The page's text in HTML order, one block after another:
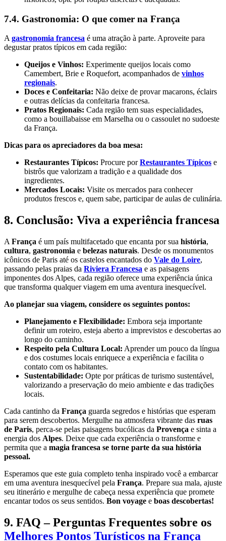
7.4. Gastronomia: O que comer na França
A gastronomia francesa é uma atração à parte. Aproveite para
degustar pratos típicos em cada região:
Queijos e Vinhos: Experimente queijos locais como
Camembert, Brie e Roquefort, acompanhados de vinhos
regionais.
Doces e Confeitaria: Não deixe de provar macarons, éclairs
e outras delícias da confeitaria francesa.
Pratos Regionais: Cada região tem suas especialidades,
como a bouillabaisse em Marselha ou o cassoulet no sudoeste
da França.
Dicas para os apreciadores da boa mesa:
Restaurantes Típicos: Procure porRestaurantes Típicos e
bistrôs que valorizam a tradição e a qualidade dos
ingredientes.
Mercados Locais: Visite os mercados para conhecer
produtos frescos e, quem sabe, participar de aulas de culinária.
8. Conclusão: Viva a experiência francesa
A França é um país multifacetado que encanta por sua história,
cultura, gastronomia e belezas naturais. Desde os monumentos
icônicos de Paris até os castelos encantados do Vale do Loire,
passando pelas praias da Riviera Francesa e as paisagens
imponentes dos Alpes, cada região oferece uma experiência única
que transforma qualquer viagem em uma aventura inesquecível.
Ao planejar sua viagem, considere os seguintes pontos:
Planejamento e Flexibilidade: Embora seja importante
definir um roteiro, esteja aberto a imprevistos e descobertas ao
longo do caminho.
Respeito pela Cultura Local: Aprender um pouco da língua
e dos costumes locais enriquece a experiência e facilita o
contato com os habitantes.
Sustentabilidade: Opte por práticas de turismo sustentável,
valorizando a preservação do meio ambiente e das tradições
locais.
Cada cantinho da França guarda segredos e histórias que esperam
para serem descobertos. Mergulhe na atmosfera vibrante das ruas
de Paris, perca-se pelas paisagens bucólicas da Provença e sinta a
energia dos Alpes. Deixe que cada experiência o transforme e
permita que a magia francesa se torne parte da sua história
pessoal.
Esperamos que este guia completo tenha inspirado você a embarcar
em uma aventura inesquecível pela França. Prepare sua mala, ajuste
seu itinerário e mergulhe de cabeça nessa experiência que promete
encantar todos os seus sentidos. Bon voyage e boas descobertas!
9. FAQ – Perguntas Frequentes sobre os
Melhores Pontos Turísticos na França